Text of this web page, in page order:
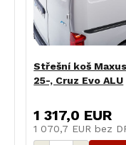
Střešní koš
25-, Cruz Evo ALU
1 317,0 EUR
1 070,7 EUR bez